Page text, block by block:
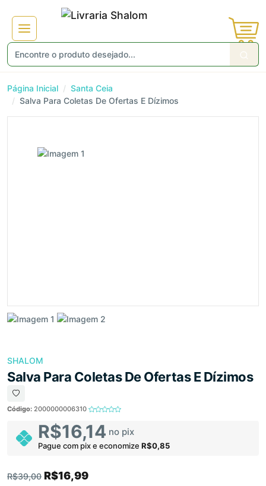
Página Inicial
Santa Ceia
Salva Para Coletas De Ofertas E Dízimos
SHALOM
Salva Para Coletas De Ofertas E Dízimos
Código: 2000000006310
R$16,14 no pix
Pague com pix e economize R$0,85
R$39,00 R$16,99